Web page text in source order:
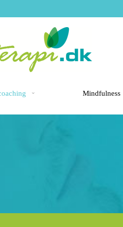
Mindfulness